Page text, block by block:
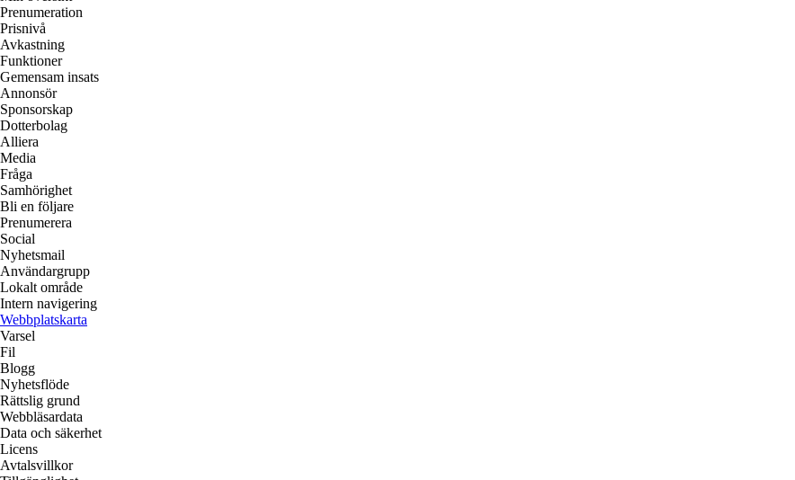
Prenumeration
Prisnivå
Avkastning
Funktioner
Gemensam insats
Annonsör
Sponsorskap
Dotterbolag
Alliera
Media
Fråga
Samhörighet
Bli en följare
Prenumerera
Social
Nyhetsmail
Användargrupp
Lokalt område
Intern navigering
Webbplatskarta
Varsel
Fil
Blogg
Nyhetsflöde
Rättslig grund
Webbläsardata
Data och säkerhet
Licens
Avtalsvillkor